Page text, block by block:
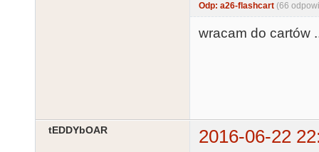
Odp: a26-flashcart (66
wracam do cartów
tEDDYbOAR 2016-06-22